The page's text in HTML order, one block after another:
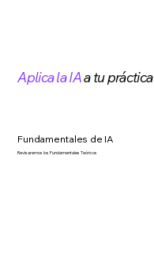
Aplica la IAa tu práctica
Fundamentales de IA
Revisaremos los Fundamentales Teóricos